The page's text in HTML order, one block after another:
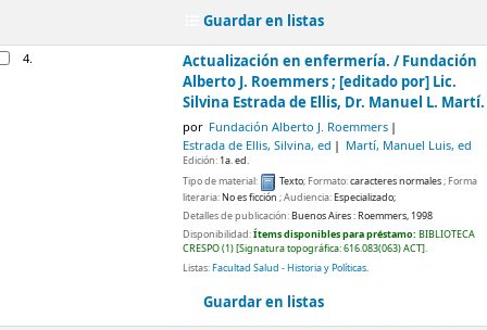
Guardar en listas
4. Actualización en enfermería. /Fundación
Alberto J. Roemmers ; [editado por] Lic.
Silvina Estrada de Ellis, Dr. Manuel L. Martí.
por Fundación Alberto J. Roemmers
Estrada de Ellis, Silvina, ed Martí, Manuel Luis, ed
Edición: 1a. ed.
Tipo de material:
Texto; Formato:caracteres normales; Forma
literaria:No es ficción ; Audiencia:Especializado;
Detalles de publicación:Buenos Aires :Roemmers, 1998
Disponibilidad:Ítems disponibles para préstamo: BIBLIOTECA
CRESPO(1) Signatura topográfica:616.083(063) ACT .
Listas:Facultad Salud - Historia y Políticas.
Guardar en listas